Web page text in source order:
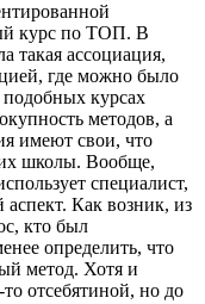
курс по ТОП. В
такая ассоциация,
где можно было
курсах
методов, а
имеют свои, что
школы. Вообще,
специалист,
Как возник, из
кто был
определить, что
метод. Хотя и
отсебятиной, но до